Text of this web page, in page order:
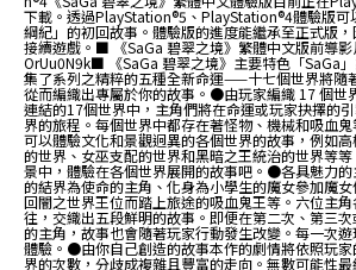
下載。透過PlayStation®5、PlayStation®4體驗版可
綱紀」的初回故事。體驗版的進度能繼承至正式版
接續遊戲。■ 《SaGa 碧翠之境》繁體中文版前導
OrUu0N9k■ 《SaGa 碧翠之境》主要特色「SaGa
集了系列之精粹的五種全新命運——十七個世界將隨
從而編織出專屬於你的故事。●由玩家編織 17 個世
連結的17個世界中，主角們將在命運或玩家抉擇的
界的旅程。每個世界中都存在著怪物、機械和吸血
可以體驗文化和景觀迥異的各個世界的故事，例如
的世界、女巫支配的世界和黑暗之王統治的世界等
景中，體驗在各個世界展開的故事吧。●各具魅力
的結界為使命的主角、化身為小學生的魔女參加魔
回闇之世界王位而踏上旅途的吸血鬼王等。六位主
往，交織出五段鮮明的故事。即便在第二次、第三
的主角，故事也會隨著玩家行動發生改變。每一次
體驗。●由你自己創造的故事本作的劇情將依照玩
界的次數，分歧成複雜且豐富的走向。無數可能性